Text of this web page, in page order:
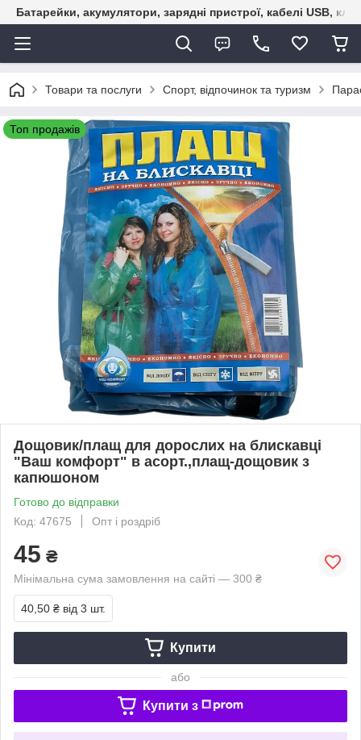
Батарейки, акумулятори, зарядні пристрої, кабелі USB,
Товари та послуги Спорт, відпочинок та туризм
Топ продажів
Дощовик/плащ для дорослих на блискавці
"Ваш комфорт" в асорт.,плащ-дощовик з
капюшоном
Готово до відправки
Код: 47675
Опт і роздріб
45 ₴
Мінімальна сума замовлення на сайті — 300 ₴
40,50 ₴ від 3 шт.
Купити
або
Купити з